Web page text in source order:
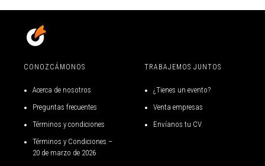
CONOZCÁMONOS
Acerca de nosotros
Preguntas frecuentes
Términos y condiciones
Términos y Condiciones –
20 de marzo de 2026
TRABAJEMOS JUNTOS
¿Tienes un evento?
Venta empresas
Envíanos tu CV